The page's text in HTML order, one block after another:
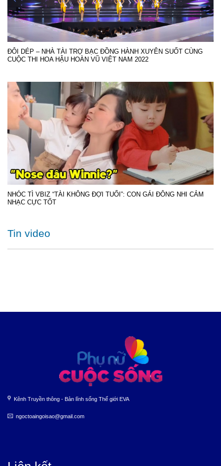
ĐÔI DÉP – NHÀ TÀI TRỢ BẠC ĐỒNG HÀNH XUYÊN SUỐT CÙNG
CUỘC THI HOA HẬU HOÀN VŨ VIỆT NAM 2022
NHÓC TÌ VBIZ “TÀI KHÔNG ĐỢI TUỔI”: CON GÁI ĐÔNG NHI CẢM
NHẠC CỰC TỐT
Tin video
Kênh Truyền thông - Bản lĩnh sống Thế giới EVA
ngoctoaingoisao@gmail.com